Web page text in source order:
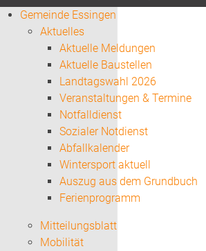
Gemeinde Essingen
Aktuelles
Aktuelle Meldungen
Aktuelle Baustellen
Landtagswahl 2026
Veranstaltungen & Termine
Notfalldienst
Sozialer Notdienst
Abfallkalender
Wintersport aktuell
Auszug aus dem Grundbuch
Ferienprogramm
Mitteilungsblatt
Mobilität